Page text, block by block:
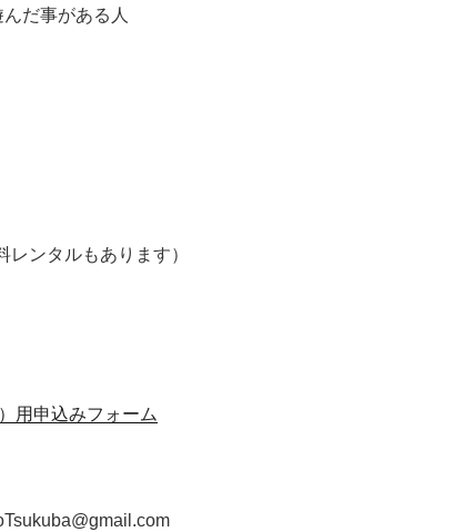
だ事がある人
ンタルもあります）
用申込みフォーム